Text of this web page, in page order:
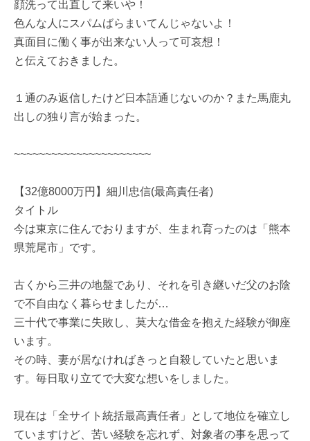
顔洗って出直して来いや！
色んな人にスパムばらまいてんじゃないよ！
真面目に働く事が出来ない人って可哀想！
と伝えておきました。
１通のみ返信したけど日本語通じないのか？また馬鹿丸
出しの独り言が始まった。
~~~~~~~~~~~~~~~~~~~~~~
【32億8000万円】細川忠信(最高責任者)
タイトル
今は東京に住んでおりますが、生まれ育ったのは「熊本
県荒尾市」です。
古くから三井の地盤であり、それを引き継いだ父のお陰
で不自由なく暮らせましたが…
三十代で事業に失敗し、莫大な借金を抱えた経験が御座
います。
その時、妻が居なければきっと自殺していたと思いま
す。毎日取り立てで大変な想いをしました。
現在は「全サイト統括最高責任者」として地位を確立し
ていますけど、苦い経験を忘れず、対象者の事を思って